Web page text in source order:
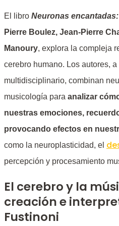
El libro Neuronas
Pierre Boulez, Jean-Pierre
Manoury, explora la compleja
cerebro humano. Los autores,
multidisciplinario, combinan
musicología para analizar
nuestras emociones,
provocando efectos en
como la neuroplasticidad, el
percepción y procesamiento
El cerebro y la
creación e
Fustinoni